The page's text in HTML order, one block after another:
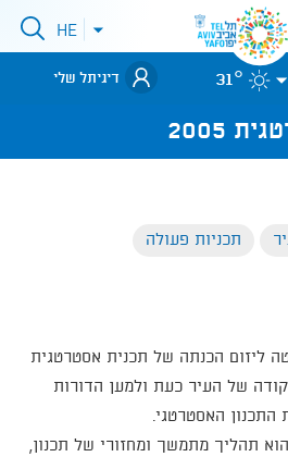
לאתר עיריית
תל-אביב
פתיחתHE
31° דיגיתל שלי
2005
תכניות פעולה
ליזום הכנתה של תכנית אסטרטגית
של העיר כעת ולמען הדורות
האסטרטגי.
תהליך מתמשך ומחזורי של תכנון,